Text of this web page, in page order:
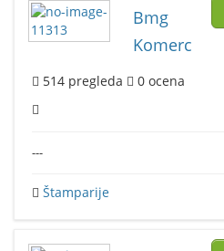
Bmg
Komerc
514 pregleda 0 ocena
---
Štamparije